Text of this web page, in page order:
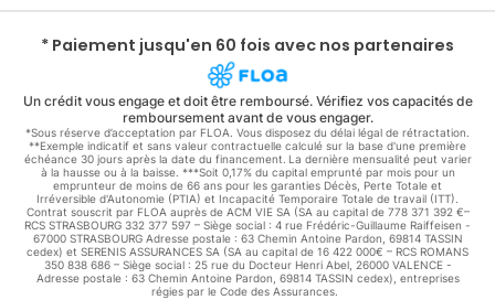
* Paiement jusqu'en 60 fois avec nos partenaires
Un crédit vous engage et doit être remboursé. Vérifiez vos capacités de
remboursement avant de vous engager.
*Sous réserve d’acceptation par FLOA. Vous disposez du délai légal de rétractation.
**Exemple indicatif et sans valeur contractuelle calculé sur la base d'une première
échéance 30 jours après la date du financement. La dernière mensualité peut varier
à la hausse ou à la baisse. ***Soit 0,17% du capital emprunté par mois pour un
emprunteur de moins de 66 ans pour les garanties Décès, Perte Totale et
Irréversible d'Autonomie (PTIA) et Incapacité Temporaire Totale de travail (ITT).
Contrat souscrit par FLOA auprès de ACM VIE SA (SA au capital de 778 371 392 €–
RCS STRASBOURG 332 377 597 – Siège social : 4 rue Frédéric-Guillaume Raiffeisen -
67000 STRASBOURG Adresse postale : 63 Chemin Antoine Pardon, 69814 TASSIN
cedex) et SERENIS ASSURANCES SA (SA au capital de 16 422 000€ – RCS ROMANS
350 838 686 – Siège social : 25 rue du Docteur Henri Abel, 26000 VALENCE -
Adresse postale : 63 Chemin Antoine Pardon, 69814 TASSIN cedex), entreprises
régies par le Code des Assurances.